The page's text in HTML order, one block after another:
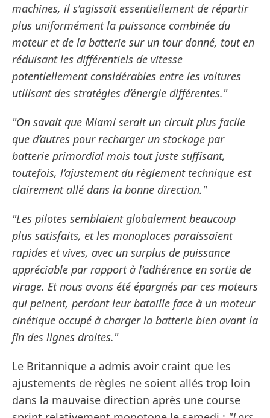
machines, il s’agissait essentiellement de répartir
plus uniformément la puissance combinée du
moteur et de la batterie sur un tour donné, tout en
réduisant les différentiels de vitesse
potentiellement considérables entre les voitures
utilisant des stratégies d’énergie différentes."
"On savait que Miami serait un circuit plus facile
que d’autres pour recharger un stockage par
batterie primordial mais tout juste suffisant,
toutefois, l’ajustement du règlement technique est
clairement allé dans la bonne direction."
"Les pilotes semblaient globalement beaucoup
plus satisfaits, et les monoplaces paraissaient
rapides et vives, avec un surplus de puissance
appréciable par rapport à l’adhérence en sortie de
virage. Et nous avons été épargnés par ces moteurs
qui peinent, perdant leur bataille face à un moteur
cinétique occupé à charger la batterie bien avant la
fin des lignes droites."
Le Britannique a admis avoir craint que les
ajustements de règles ne soient allés trop loin
dans la mauvaise direction après une course